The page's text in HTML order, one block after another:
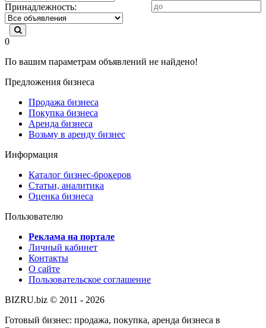
Принадлежность:
0
По вашим параметрам объявлений не найдено!
Предложения бизнеса
Продажа бизнеса
Покупка бизнеса
Аренда бизнеса
Возьму в аренду бизнес
Информация
Каталог бизнес-брокеров
Статьи, аналитика
Оценка бизнеса
Пользователю
Реклама на портале
Личный кабинет
Контакты
О сайте
Пользовательское соглашение
BIZRU.biz © 2011 - 2026
Готовый бизнес: продажа, покупка, аренда бизнеса в